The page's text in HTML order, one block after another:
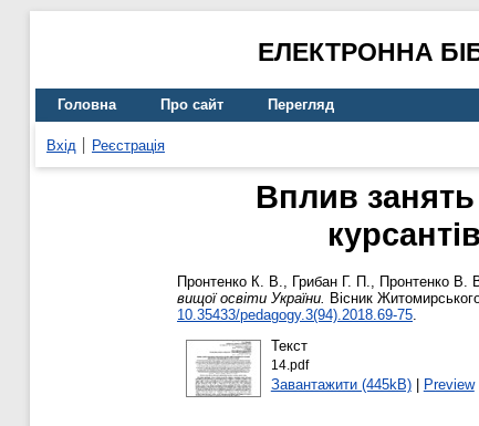
ЕЛЕКТРОННА
Головна Про сайт Перегляд
Вхід Реєстрація
Вплив
Пронтенко К. В., Грибан Г. П., Пронтенко В.
вищої освіти України. Вісник
10.35433/pedagogy.3(94).2018.69-75.
Текст
14.pdf
Завантажити (445kB)| Preview